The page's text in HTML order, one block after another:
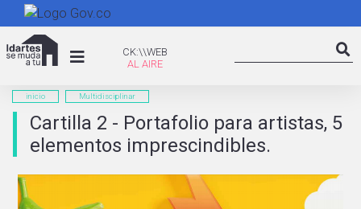
al
CK:\WEB
CK:\\WEB
inicio Multidisciplinar
Cartilla 2 - Portafolio para artistas, 5
elementos imprescindibles.